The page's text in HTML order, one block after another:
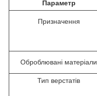
Параметр
Призначення
Оброблювані матеріали
Тип верстатів